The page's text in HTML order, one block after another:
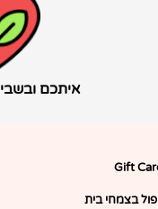
איתכם
Gift
בצמחי בית